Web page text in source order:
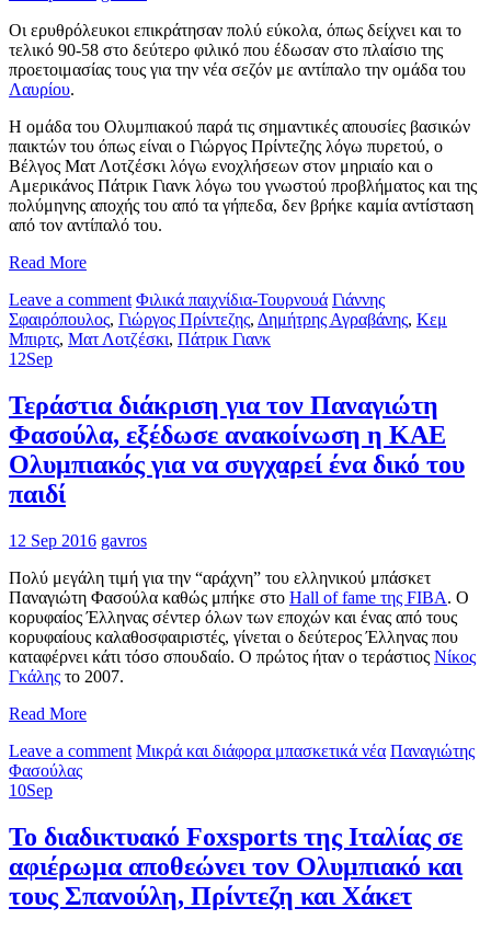
Οι ερυθρόλευκοι επικράτησαν πολύ εύκολα, όπως δείχνει και το
τελικό 90-58 στο δεύτερο φιλικό που έδωσαν στο πλαίσιο της
προετοιμασίας τους για την νέα σεζόν με αντίπαλο την ομάδα του
Λαυρίου.
Η ομάδα του Ολυμπιακού παρά τις σημαντικές απουσίες βασικών
παικτών του όπως είναι ο Γιώργος Πρίντεζης λόγω πυρετού, ο
Βέλγος Ματ Λοτζέσκι λόγω ενοχλήσεων στον μηριαίο και ο
Αμερικάνος Πάτρικ Γιανκ λόγω του γνωστού προβλήματος και της
πολύμηνης αποχής του από τα γήπεδα, δεν βρήκε καμία αντίσταση
από τον αντίπαλό του.
Read More
Leave a comment Φιλικά παιχνίδια-Τουρνουά Γιάννης
Σφαιρόπουλος, Γιώργος Πρίντεζης, Δημήτρης Αγραβάνης, Κεμ
Μπιρτς, Ματ Λοτζέσκι, Πάτρικ Γιανκ
12Sep
Τεράστια διάκριση για τον Παναγιώτη
Φασούλα, εξέδωσε ανακοίνωση η ΚΑΕ
Ολυμπιακός για να συγχαρεί ένα δικό του
παιδί
12 Sep 2016 gavros
Πολύ μεγάλη τιμή για την “αράχνη” του ελληνικού μπάσκετ
Παναγιώτη Φασούλα καθώς μπήκε στο Hall of fame της FIBA. Ο
κορυφαίος Έλληνας σέντερ όλων των εποχών και ένας από τους
κορυφαίους καλαθοσφαιριστές, γίνεται ο δεύτερος Έλληνας που
καταφέρνει κάτι τόσο σπουδαίο. Ο πρώτος ήταν ο τεράστιος Νίκος
Γκάλης το 2007.
Read More
Leave a comment Μικρά και διάφορα μπασκετικά νέα Παναγιώτης
Φασούλας
10Sep
Το διαδικτυακό Foxsports της Ιταλίας σε
αφιέρωμα αποθεώνει τον Ολυμπιακό και
τους Σπανούλη, Πρίντεζη και Χάκετ